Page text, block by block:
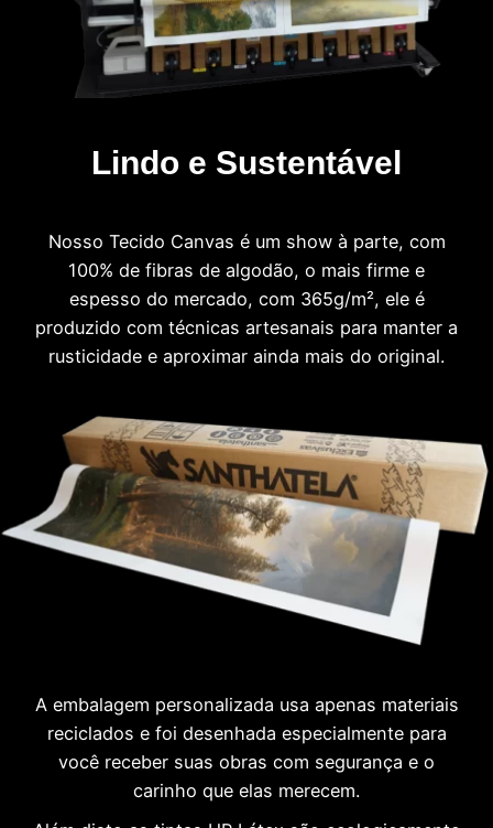
Lindo e Sustentável
Nosso Tecido Canvas é um show à parte, com
100% de fibras de algodão, o mais firme e
espesso do mercado, com 365g/m², ele é
produzido com técnicas artesanais para manter a
rusticidade e aproximar ainda mais do original.
A embalagem personalizada usa apenas materiais
reciclados e foi desenhada especialmente para
você receber suas obras com segurança e o
carinho que elas merecem.